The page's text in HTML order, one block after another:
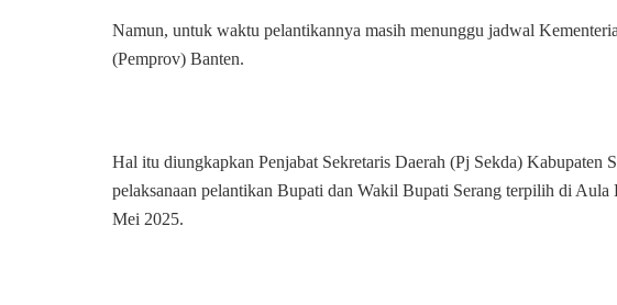
Namun, untuk waktu pelantikannya masih menunggu jadwal
(Pemprov) Banten.
Hal itu diungkapkan Penjabat Sekretaris Daerah (Pj Sekda) Kabupaten
pelaksanaan pelantikan Bupati dan Wakil Bupati Serang terpilih di Aula
Mei 2025.